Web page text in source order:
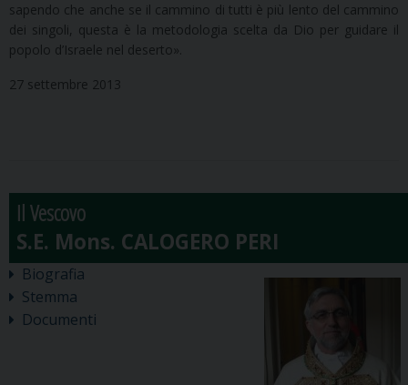
sapendo che anche se il cammino di tutti è più lento del cammino
dei singoli, questa è la metodologia scelta da Dio per guidare il
popolo d’Israele nel deserto».
27 settembre 2013
Il Vescovo
Biografia
Stemma
Documenti